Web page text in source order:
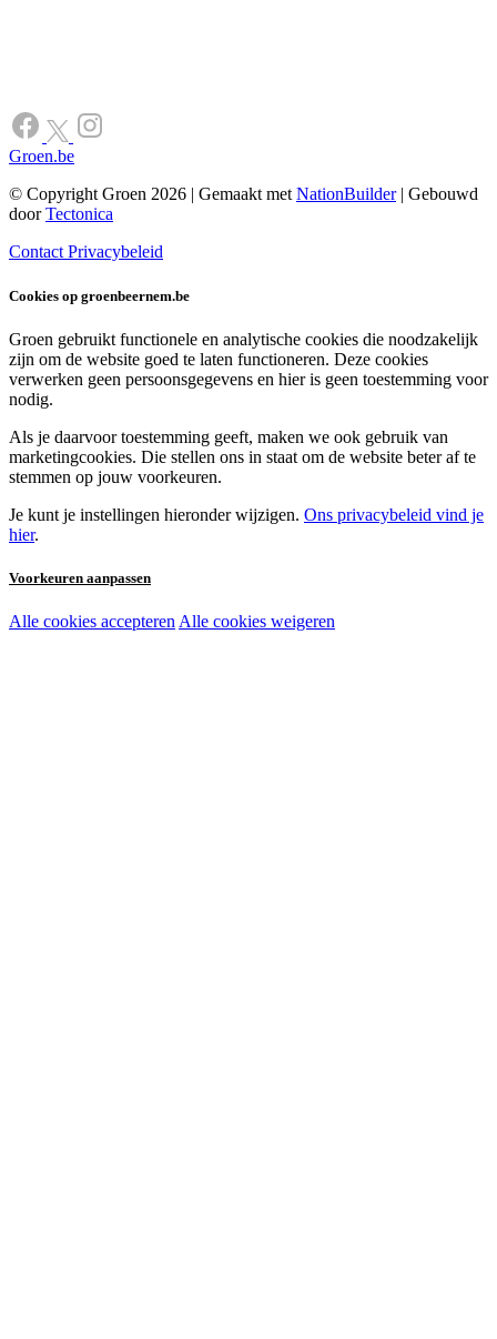
Groen.be
© Copyright Groen 2026 | Gemaakt metNationBuilder| Gebouwd
doorTectonica
ContactPrivacybeleid
Cookies op groenbeernem.be
Groen gebruikt functionele en analytische cookies die noodzakelijk
zijn om de website goed te laten functioneren. Deze cookies
verwerken geen persoonsgegevens en hier is geen toestemming voor
nodig.
Als je daarvoor toestemming geeft, maken we ook gebruik van
marketingcookies. Die stellen ons in staat om de website beter af te
stemmen op jouw voorkeuren.
Je kunt je instellingen hieronder wijzigen. Ons privacybeleid vind je
hier.
Voorkeuren aanpassen
Noodzakelijke cookies:
Alle cookies accepteren Alle cookies weigeren